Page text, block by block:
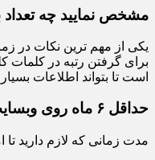
مشخص نمایید چه تعداد
یکی از مهم ترین نکات در
است تا بتواند اطلاعات
حداقل ۶ ماه روی وبسایت هدف بمانید
مدت زمانی که لازم دارید تا امتیاز مناسب را از یک بک لینک